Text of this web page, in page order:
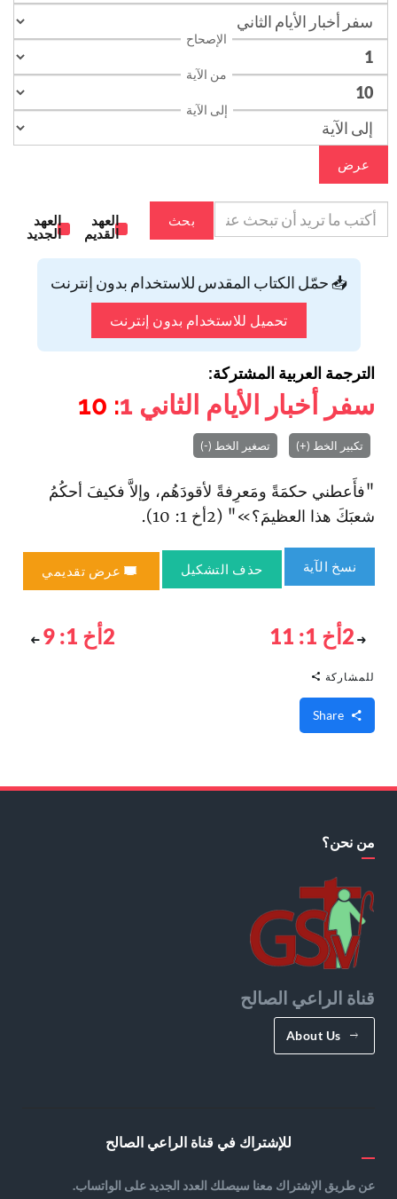
الإصحاح
من الآية
إلى الآية
عرض
بحث
العهد
القديم
العهد
الجديد
📥 حمّل الكتاب المقدس للاستخدام بدون إنترنت
تحميل للاستخدام بدون إنترنت
الترجمة العربية المشتركة:
سفر أخبار الأيام الثاني 1
: 10
تكبير الخط (+) تصغير الخط (-)
"فأَعطني حكمَةً ومَعرِفةً لأقودَهُم، وإلاَّ فكيفَ أحكُمُ
شعبَكَ هذا العظيمَ؟»" (2أخ 1: 10).
نسخ الآية حذف التشكيل عرض تقديمي
2أخ 1: 11 2أخ 1: 9
للمشاركة
من نحن؟
قناة الراعي الصالح
About Us
للإشتراك في قناة الراعي الصالح
عن طريق الإشتراك معنا سيصلك العدد الجديد على الواتساب.